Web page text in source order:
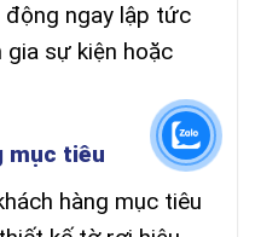
động ngay lập tức
gia sự kiện hoặc
mục tiêu
hàng mục tiêu